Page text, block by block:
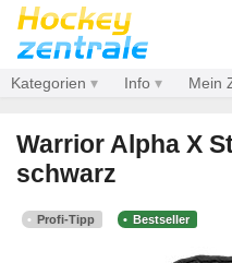
Kategorien Info Mein
Warrior Alpha X
schwarz
Profi-Tipp Bestseller